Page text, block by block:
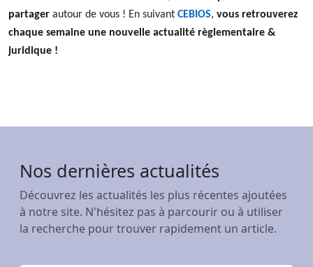
partager autour de vous ! En suivant CEBIOS, vous retrouverez
chaque semaine une nouvelle actualité règlementaire &
juridique !
Nos dernières actualités
Découvrez les actualités les plus récentes ajoutées
à notre site. N'hésitez pas à parcourir ou à utiliser
la recherche pour trouver rapidement un article.